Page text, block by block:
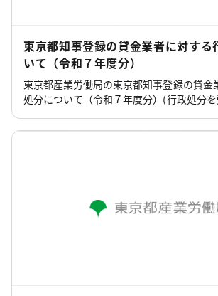
東京都知事登録の貸金業者に対する
いて（令和７年度分）
東京都産業労働局の東京都知事登録の貸金
処分について（令和７年度分）(行政処分